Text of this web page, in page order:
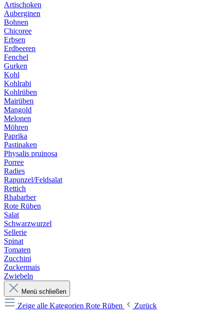
Artischoken
Auberginen
Bohnen
Chicoree
Erbsen
Erdbeeren
Fenchel
Gurken
Kohl
Kohlrabi
Kohlrüben
Mairüben
Mangold
Melonen
Möhren
Paprika
Pastinaken
Physalis pruinosa
Porree
Radies
Rapunzel/Feldsalat
Rettich
Rhabarber
Rote Rüben
Salat
Schwarzwurzel
Sellerie
Spinat
Tomaten
Zucchini
Zuckermais
Zwiebeln
Menü schließen
Zeige alle Kategorien Rote Rüben
Zurück